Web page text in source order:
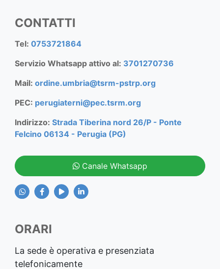
CONTATTI
Tel: 0753721864
Servizio Whatsapp attivo al: 3701270736
Mail: ordine.umbria@tsrm-pstrp.org
PEC: perugiaterni@pec.tsrm.org
Indirizzo: Strada Tiberina nord 26/P - Ponte
Felcino 06134 - Perugia (PG)
Canale Whatsapp
ORARI
La sede è operativa e presenziata
telefonicamente